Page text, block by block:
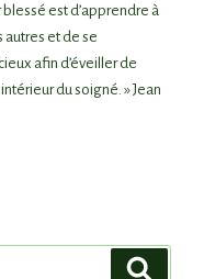
est d’apprendre à
et de se
afin d’éveiller de
du soigné. » Jean